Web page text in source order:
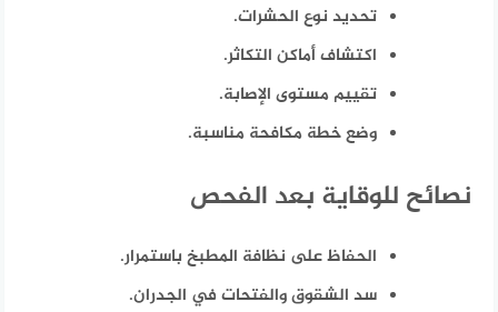
تحديد نوع الحشرات.
اكتشاف أماكن التكاثر.
تقييم مستوى الإصابة.
وضع خطة مكافحة مناسبة.
نصائح للوقاية بعد الفحص
الحفاظ على نظافة المطبخ باستمرار.
سد الشقوق والفتحات في الجدران.